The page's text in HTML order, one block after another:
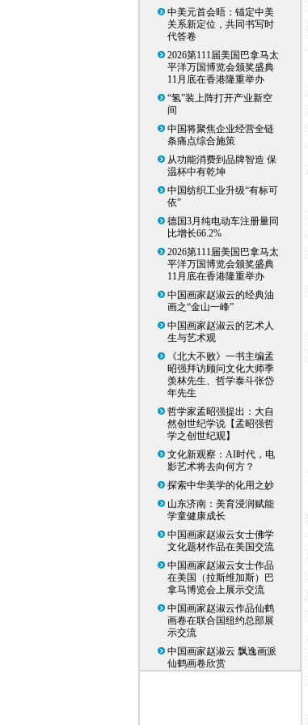
中美元首会晤：锚定中美
关系新定位，共同书写时
代答卷
2026第111届美国巴拿马太
平洋万国博览会颁奖盛典
11月底在香港隆重举办
“氢”装上阵打开产业新空
间
中国将聚焦企业经营全链
条痛点综合施策
从功能消费到品牌智造 保
温杯中有乾坤
中国纺织工业升级“有标可
依”
德国3月纯电动车注册量同
比增长66.2%
2026第111届美国巴拿马太
平洋万国博览会颁奖盛典
11月底在香港隆重举办
中国画家赵淑云的经典油
画之“金山一峰”
中国画家赵淑云的艺术人
生与艺术观
《北大不败》一书主编孟
昭强拜访顾问文化大师季
羡林先生、哲学泰斗张岱
年先生
哲学家孟昭强提出：大自
然创世纪学说【孟昭强哲
学之创世纪观】
文化新观察：AI时代，电
影艺术将去向何方？
探索中华美学的化用之妙
山东济南：美育浸润赋能
学童健康成长
中国画家赵淑云女士佛学
文化题材作品在美国交流
中国画家赵淑云女士作品
在美国（拉斯维加斯）巴
拿马博览会上展示交流
中国画家赵淑云作品仙鹤
画卷在联合国纽约总部展
示交流
中国画家赵淑云 飘逸画派
仙鹤画卷欣赏